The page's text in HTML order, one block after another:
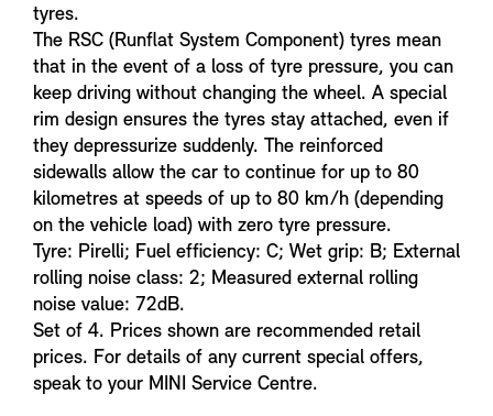
tyres.
The RSC (Runflat System Component) tyres mean
that in the event of a loss of tyre pressure, you can
keep driving without changing the wheel. A special
rim design ensures the tyres stay attached, even if
they depressurize suddenly. The reinforced
sidewalls allow the car to continue for up to 80
kilometres at speeds of up to 80 km/h (depending
on the vehicle load) with zero tyre pressure.
Tyre: Pirelli; Fuel efficiency: C; Wet grip: B; External
rolling noise class: 2; Measured external rolling
noise value: 72dB.
Set of 4. Prices shown are recommended retail
prices. For details of any current special offers,
speak to your MINI Service Centre.